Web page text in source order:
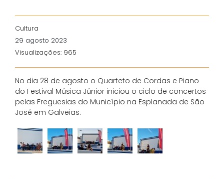
Cultura
29 agosto 2023
Visualizações: 965
No dia 28 de agosto o Quarteto de Cordas e Piano
do Festival Música Júnior iniciou o ciclo de concertos
pelas Freguesias do Município na Esplanada de São
José em Galveias.